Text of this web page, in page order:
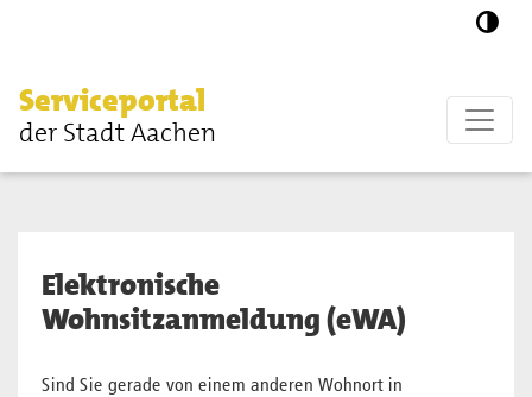
Serviceportal
der Stadt Aachen
Elektronische
Wohnsitzanmeldung (eWA)
Sind Sie gerade von einem anderen Wohnort in